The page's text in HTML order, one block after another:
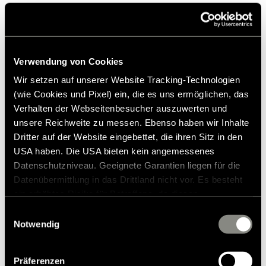
Verwendung von Cookies
Wir setzen auf unserer Website Tracking-Technologien
(wie Cookies und Pixel) ein, die es uns ermöglichen, das
Verhalten der Webseitenbesucher auszuwerten und
unsere Reichweite zu messen. Ebenso haben wir Inhalte
Dritter auf der Website eingebettet, die ihren Sitz in den
USA haben. Die USA bieten kein angemessenes
Datenschutzniveau. Geeignete Garantien liegen für die
Datenübermittlung in das Drittland nicht vor. Es besteht
zustehen. Eingesetzte Dienstleister können Daten für
zusammenführen. Weitere Informationen finden Sie in
Notwendig
Präferenzen
Frank Heinrichsen
Hymer GmbH & Co KG
Holzstraße 19
88339 Bad Waldsee
Germany
Tel.:+49 (0) 7524 999-0